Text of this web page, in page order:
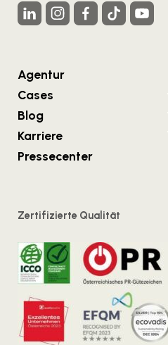
Agentur
Cases
Blog
Karriere
Pressecenter
Zertifizierte Qualität